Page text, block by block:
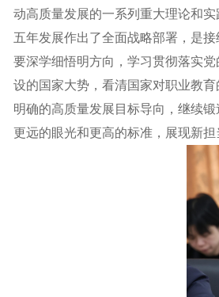
动高质量发展的一系列重大理论和
五年发展作出了全面战略部署，是
要深学细悟明方向，学习贯彻落实
设的国家大势，看清国家对职业教
明确的高质量发展目标导向，继续
更远的眼光和更高的标准，展现新担